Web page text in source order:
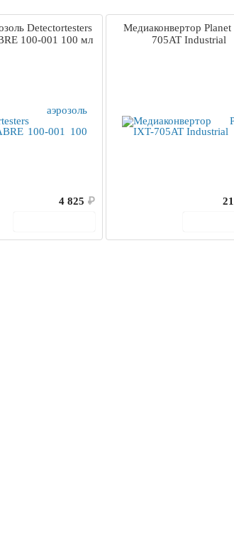
Detectortesters
100-001 100 мл
4 825 ₽
Медиаконвертор
705AT Industrial